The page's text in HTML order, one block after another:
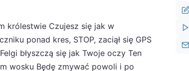
królestwie Czujesz się jak w
ponad kres, STOP, zaciął się GPS
błyszczą się jak Twoje oczy Ten
wosku Będę zmywać powoli i po